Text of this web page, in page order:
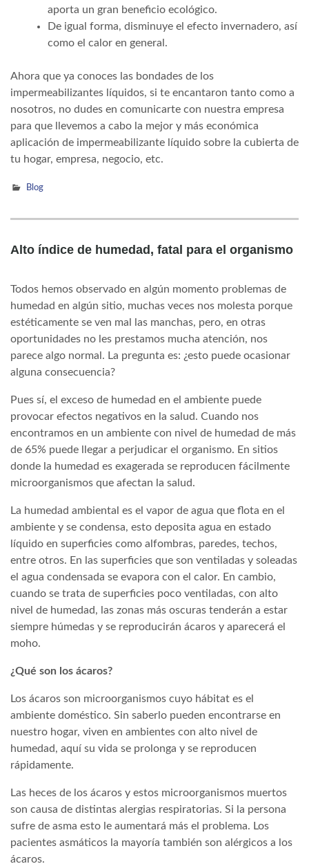
aporta un gran beneficio ecológico.
De igual forma, disminuye el efecto invernadero, así
como el calor en general.
Ahora que ya conoces las bondades de los
impermeabilizantes líquidos, si te encantaron tanto como a
nosotros, no dudes en comunicarte con nuestra empresa
para que llevemos a cabo la mejor y más económica
aplicación de impermeabilizante líquido sobre la cubierta de
tu hogar, empresa, negocio, etc.
Blog
Alto índice de humedad, fatal para el organismo
Todos hemos observado en algún momento problemas de
humedad en algún sitio, muchas veces nos molesta porque
estéticamente se ven mal las manchas, pero, en otras
oportunidades no les prestamos mucha atención, nos
parece algo normal. La pregunta es: ¿esto puede ocasionar
alguna consecuencia?
Pues sí, el exceso de humedad en el ambiente puede
provocar efectos negativos en la salud. Cuando nos
encontramos en un ambiente con nivel de humedad de más
de 65% puede llegar a perjudicar el organismo. En sitios
donde la humedad es exagerada se reproducen fácilmente
microorganismos que afectan la salud.
La humedad ambiental es el vapor de agua que flota en el
ambiente y se condensa, esto deposita agua en estado
líquido en superficies como alfombras, paredes, techos,
entre otros. En las superficies que son ventiladas y soleadas
el agua condensada se evapora con el calor. En cambio,
cuando se trata de superficies poco ventiladas, con alto
nivel de humedad, las zonas más oscuras tenderán a estar
siempre húmedas y se reproducirán ácaros y aparecerá el
moho.
¿Qué son los ácaros?
Los ácaros son microorganismos cuyo hábitat es el
ambiente doméstico. Sin saberlo pueden encontrarse en
nuestro hogar, viven en ambientes con alto nivel de
humedad, aquí su vida se prolonga y se reproducen
rápidamente.
Las heces de los ácaros y estos microorganismos muertos
son causa de distintas alergias respiratorias. Si la persona
sufre de asma esto le aumentará más el problema. Los
pacientes asmáticos la mayoría también son alérgicos a los
ácaros.